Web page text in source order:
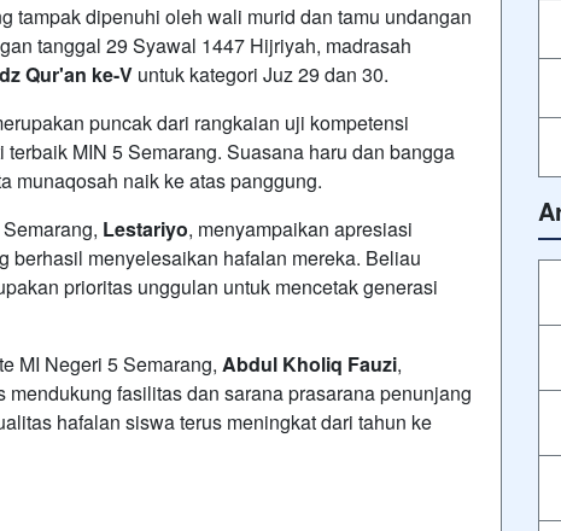
tampak dipenuhi oleh wali murid dan tamu undangan
tanggal 29 Syawal 1447 Hijriyah, madrasah
Qur'an ke-V untuk kategori Juz 29 dan 30.
puncak dari rangkaian uji kompetensi
MIN 5 Semarang. Suasana haru dan bangga
munaqosah naik ke atas panggung.
Lestariyo, menyampaikan apresiasi
berhasil menyelesaikan hafalan mereka. Beliau
prioritas unggulan untuk mencetak generasi
MI Negeri 5 Semarang, Abdul Kholiq Fauzi,
fasilitas dan sarana prasarana penunjang
hafalan siswa terus meningkat dari tahun ke